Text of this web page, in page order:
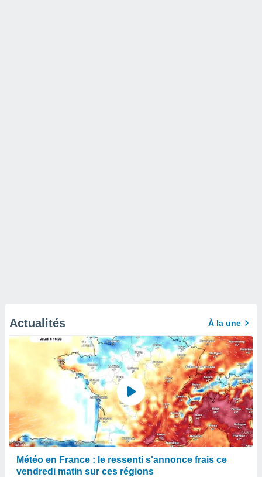
Actualités À la une
Météo en France : le ressenti s'annonce frais ce
vendredi matin sur ces régions